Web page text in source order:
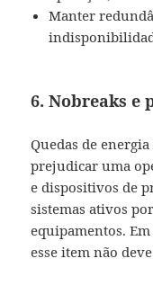
Manter
6. Nobreaks e
Quedas de
prejudicar uma
e dispositivos de
sistemas ativos
equipamentos.
esse item não